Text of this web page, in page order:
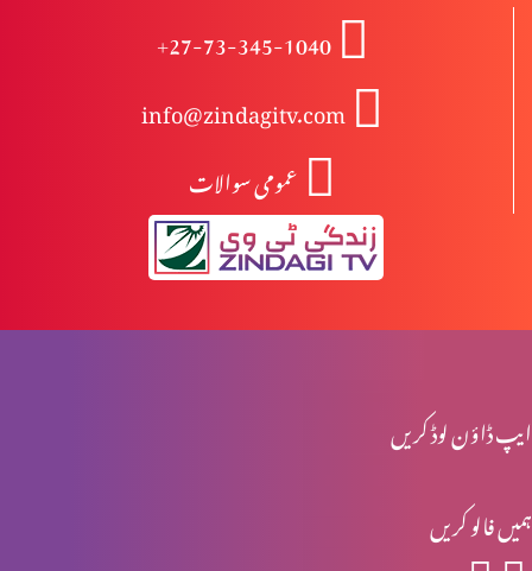
خواتین کی خدمت
صبا کی ملکہ کا شاہی دورہ
محبت کی 5 زبانیں
مقدسہ مریم
+27-73-345-1040
info@zindagitv.com
عمومی سوالات
ایپ ڈاؤن لوڈ کریں
ہمیں فالو کریں